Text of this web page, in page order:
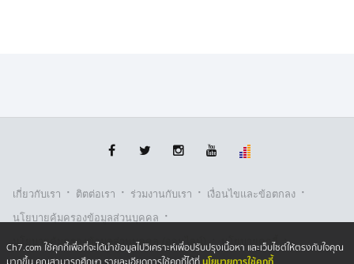
เกี่ยวกับเรา · ติตต่อเรา · ร่วมงานกับเรา · เงื่อนไขและข้อตกลง ·
นโยบายคุ้มครองข้อมูลส่วนบุคคล ·
นโยบายคุ้มครองข้อมูลส่วนบุคคล (ออนไลน์) · นโยบายคุกกี้ ·
Ch7.com ใช้คุกกี้เพื่อที่จะได้นำข้อมูลไปวิเคราะห์เพื่อปรับปรุงเนื้อหา และเว็บไซต์ให้ตรงกับใจคุณ